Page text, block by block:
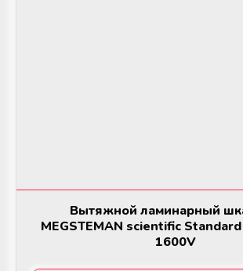
Вытяжной ламинарный
MEGSTEMAN scientific
1600V